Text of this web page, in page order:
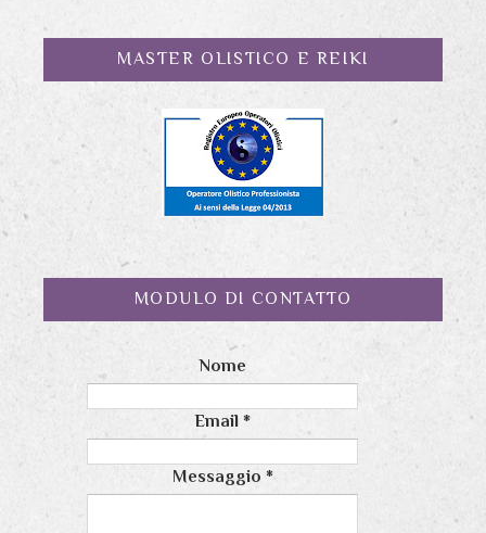
MASTER OLISTICO E REIKI
MODULO DI CONTATTO
Nome
Email*
Messaggio *